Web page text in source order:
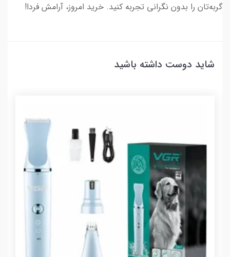
گربه‌تان را بدون نگرانی تجربه کنید. خرید امروز، آرامش فردا!
شاید دوست داشته باشید